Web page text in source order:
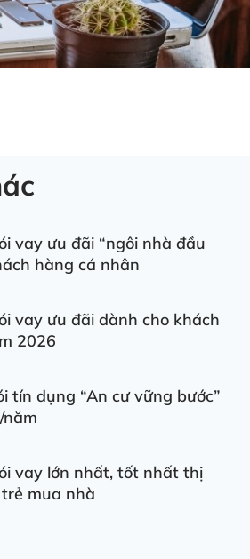
vay ưu đãi “ngôi nhà đầu
hàng cá nhân
vay ưu đãi dành cho khách
2026
tín dụng “An cư vững bước”
vay lớn nhất, tốt nhất thị
mua nhà